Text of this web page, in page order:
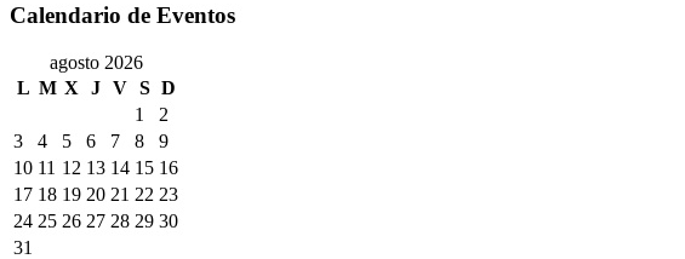
Calendario de Eventos
agosto 2026
L M X J V S D
1
2
3
4 5 6 7 8
9
10 11 12 13 14 15 16
17 18 19 20 21 22 23
24 25 26 27 28 29 30
31